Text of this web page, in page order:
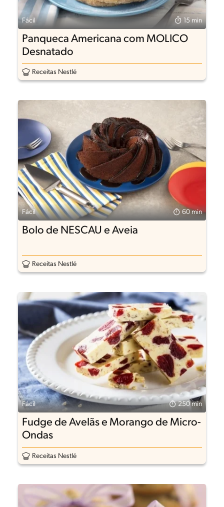
Fácil 15 min
Panqueca Americana com MOLICO
Desnatado
Receitas Nestlé
Fácil 60 min
Bolo de NESCAU e Aveia
Receitas Nestlé
Fácil 250 min
Fudge de Avelãs e Morango de Micro-
Ondas
Receitas Nestlé